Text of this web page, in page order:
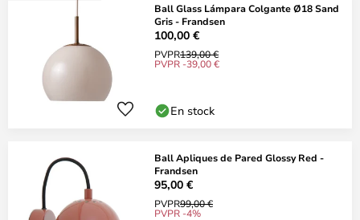
Ball Glass Lámpara Colgante Ø18 Sand
Gris - Frandsen
100,00 €
PVPR139,00 €
PVPR -39,00 €
En stock
Ball Apliques de Pared Glossy Red -
Frandsen
95,00 €
PVPR99,00 €
PVPR -4%